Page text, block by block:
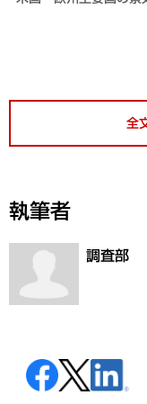
全
執筆者
調査部